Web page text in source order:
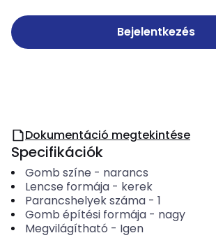
Bejelentkezés
Dokumentáció megtekintése
Specifikációk
Gomb színe - narancs
Lencse formája- kerek
Parancshelyek száma- 1
Gomb építési formája- nagy
Megvilágítható - Igen